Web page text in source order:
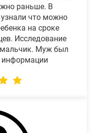
раньше. В
что можно
на сроке
Исследование
мальчик. Муж был
информации